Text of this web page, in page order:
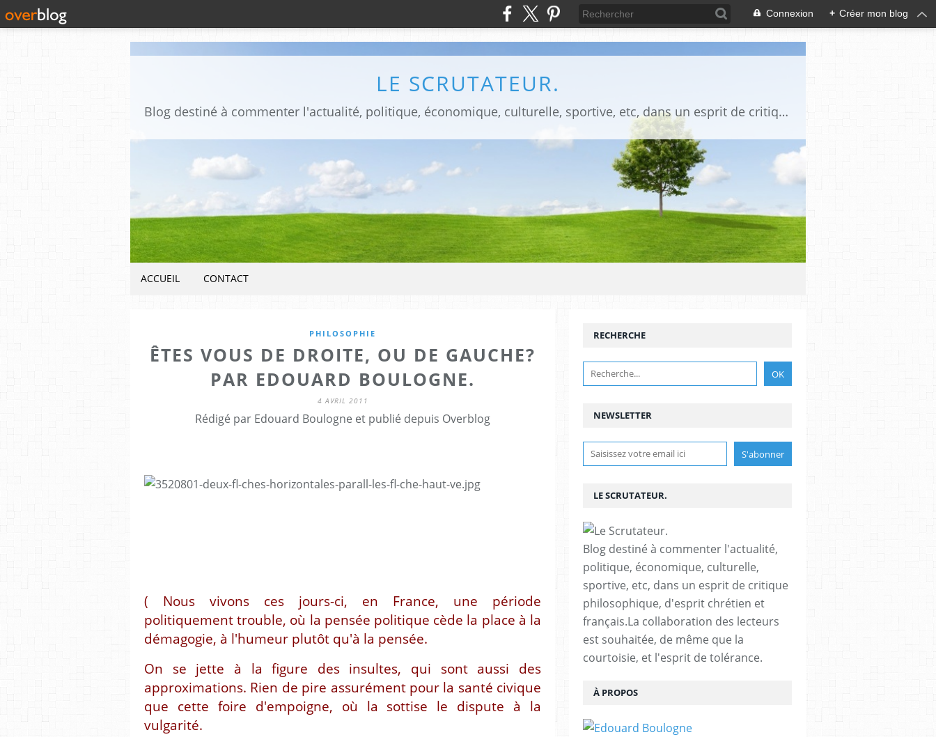
Connexion + Créer mon blog
LE SCRUTATEUR.
Blog destiné à commenter l'actualité, politique, économique, culturelle, sportive, etc, dans un esprit de critique philosophique, d'esprit chrétien et français.La collaboration des lecteurs est souhaitée, de même que la courtoisie, et l'esprit de tolérance.
ACCUEIL CONTACT
PHILOSOPHIE
ÊTES VOUS DE DROITE, OU DE GAUCHE?
PAR EDOUARD BOULOGNE.
4 AVRIL 2011
Rédigé par Edouard Boulogne et publié depuis Overblog
( Nous vivons ces jours-ci, en France, une période
politiquement trouble, où la pensée politique cède la place à la
démagogie, à l'humeur plutôt qu'à la pensée.
On se jette à la figure des insultes, qui sont aussi des
approximations. Rien de pire assurément pour la santé civique
que cette foire d'empoigne, où la sottise le dispute à la
vulgarité.
NEWSLETTER
RECHERCHE
LE SCRUTATEUR.
Blog destiné à commenter l'actualité,
politique, économique, culturelle,
sportive, etc, dans un esprit de critique
philosophique, d'esprit chrétien et
français.La collaboration des lecteurs
est souhaitée, de même que la
courtoisie, et l'esprit de tolérance.
À PROPOS